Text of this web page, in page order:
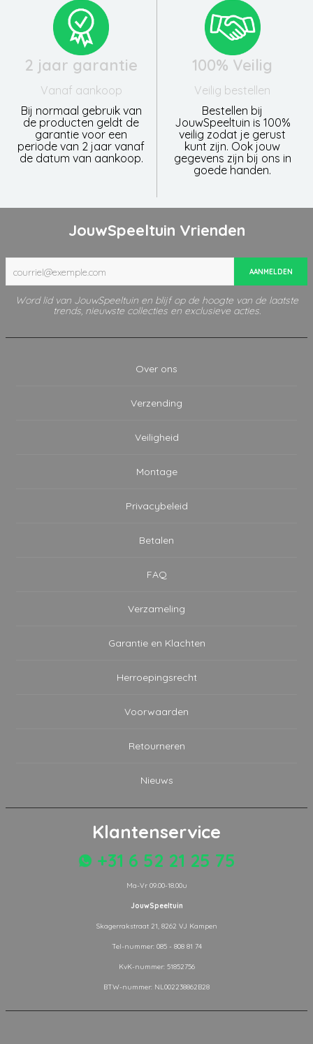
2 jaar garantie
Vanaf aankoop
Bij normaal gebruik van
de producten geldt de
garantie voor een
periode van 2 jaar vanaf
de datum van aankoop.
100% Veilig
Veilig bestellen
Bestellen bij
JouwSpeeltuin is 100%
veilig zodat je gerust
kunt zijn. Ook jouw
gegevens zijn bij ons in
goede handen.
JouwSpeeltuin Vrienden
AANMELDEN
Word lid van JouwSpeeltuin en blijf op de hoogte van de laatste
trends, nieuwste collecties en exclusieve acties.
Over ons
Verzending
Veiligheid
Montage
Privacybeleid
Betalen
FAQ
Verzameling
Garantie en Klachten
Herroepingsrecht
Voorwaarden
Retourneren
Nieuws
Klantenservice
+31 6 52 21 25 75
Ma-Vr 09.00-18.00u
JouwSpeeltuin
Skagerrakstraat 21, 8262 VJ Kampen
Tel-nummer: 085 - 808 81 74
KvK-nummer: 51852756
BTW-nummer: NL002238862B28